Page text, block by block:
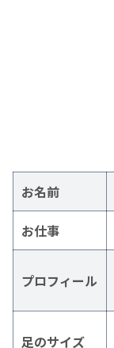
お名前
お仕事
プロフィール
足のサイズ